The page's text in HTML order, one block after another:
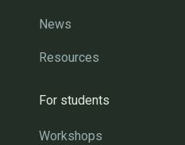
News
Resources
For students
Workshops